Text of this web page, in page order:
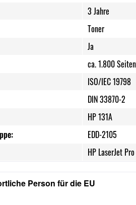
3 Jahre
Toner
Ja
ca. 1.800 Seiten
ISO/IEC 19798
DIN 33870-2
HP 131A
EDD-2105
HP LaserJet
Person für die EU